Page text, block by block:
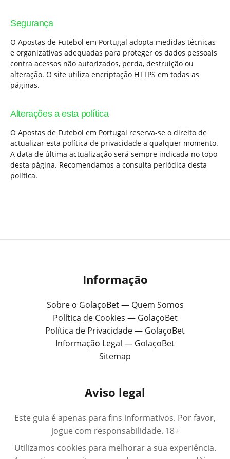
Segurança
O Apostas de Futebol em Portugal adopta medidas técnicas
e organizativas adequadas para proteger os dados pessoais
contra acessos não autorizados, perda, destruição ou
alteração. O site utiliza encriptação HTTPS em todas as
páginas.
Alterações a esta política
O Apostas de Futebol em Portugal reserva-se o direito de
actualizar esta política de privacidade a qualquer momento.
A data de última actualização será sempre indicada no topo
desta página. Recomendamos a consulta periódica desta
política.
Informação
Sobre o GolaçoBet — Quem Somos
Política de Cookies — GolaçoBet
Política de Privacidade — GolaçoBet
Informação Legal — GolaçoBet
Sitemap
Aviso legal
Este guia é apenas para fins informativos. Por favor,
jogue com responsabilidade. 18+
Utilizamos cookies para melhorar a sua experiência.